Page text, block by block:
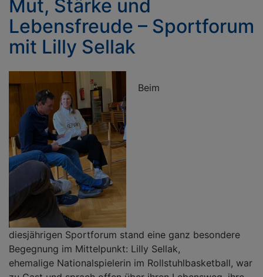
Mut, Stärke und
Lebensfreude – Sportforum
mit Lilly Sellak
Beim
diesjährigen Sportforum stand eine ganz besondere
Begegnung im Mittelpunkt: Lilly Sellak,
ehemalige Nationalspielerin im Rollstuhlbasketball, war